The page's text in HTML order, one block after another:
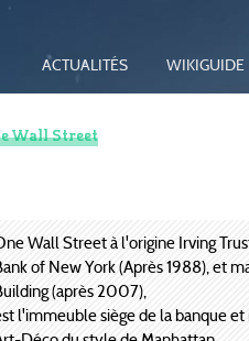
ACTUALITÉS WIKIGUIDE
Wall Street
Wall Street à l'origine Irving
of New York (Après 1988), et
(après 2007),
l'immeuble siège de la banque